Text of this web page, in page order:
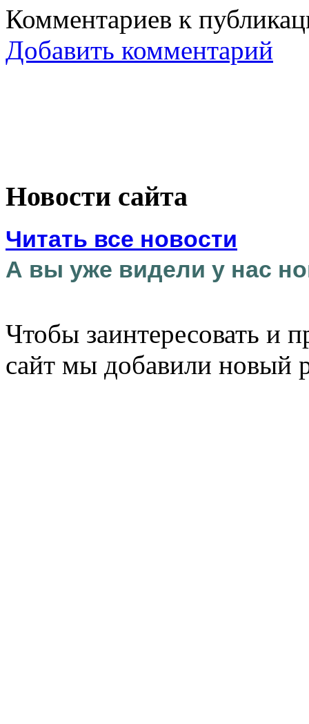
Комментариев к
Добавить комментарий
Новости сайта
Читать все новости
А вы уже видели у нас
Чтобы заинтересовать и
сайт мы добавили новый